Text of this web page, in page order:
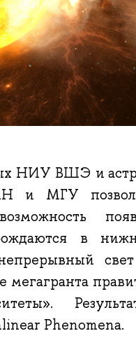
НИУ ВШЭ и
и МГУ
в
Phenomena.